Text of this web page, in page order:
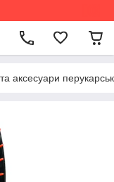
аксесуари